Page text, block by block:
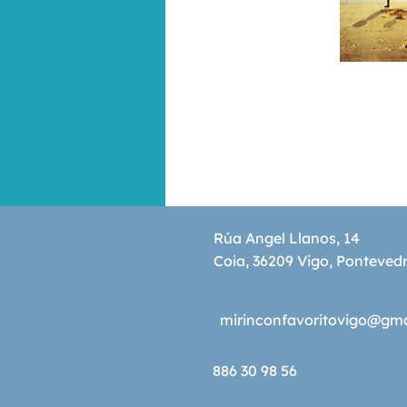
Rúa Angel Llanos, 14
Coia, 36209 Vigo,
886 30 98 56